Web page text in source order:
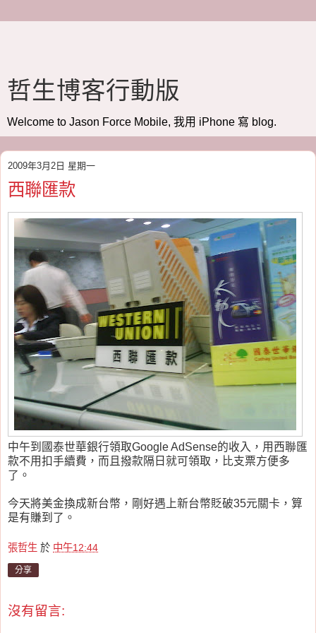
哲生博客行動版
Welcome to Jason Force Mobile, 我用 iPhone 寫 blog.
2009年3月2日 星期一
西聯匯款
中午到國泰世華銀行領取Google AdSense的收入，用西聯匯
款不用扣手續費，而且撥款隔日就可領取，比支票方便多
了。
今天將美金換成新台幣，剛好遇上新台幣貶破35元關卡，算
是有賺到了。
張哲生 於 中午12:44
分享
沒有留言: